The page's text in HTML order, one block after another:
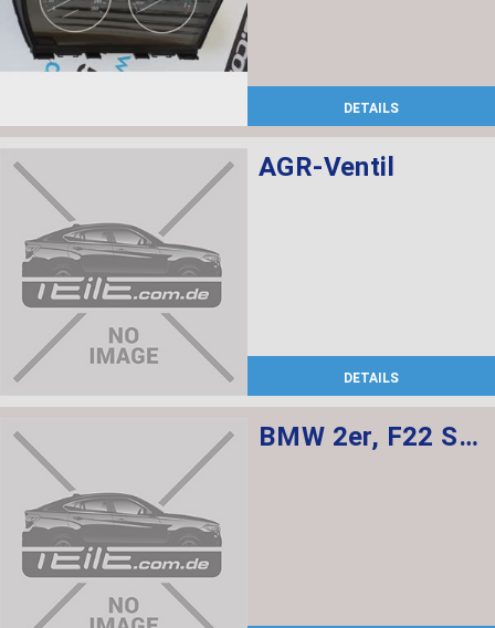
DETAILS
AGR-Ventil
DETAILS
BMW 2er, F22 Sensatec innenausstattung, Sportsitze sind elekt. verstellbar mit memory, Sitzheizung für Fahrer und Beifahrer